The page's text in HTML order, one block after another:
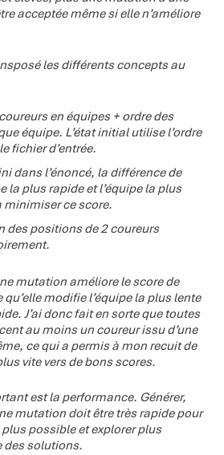
acceptée même si elle n’améliore
les différents concepts au
en équipes + ordre des
équipe. L’état initial utilise l’ordre
fichier d’entrée.
dans l’énoncé, la différence de
la plus rapide et l’équipe la plus
minimiser ce score.
des positions de 2 coureurs
mutation améliore le score de
qu’elle modifie l’équipe la plus lente
J’ai donc fait en sorte que toutes
au moins un coureur issu d’une
ce qui a permis à mon recuit de
vite vers de bons scores.
est la performance. Générer,
mutation doit être très rapide pour
plus possible et explorer plus
des solutions.